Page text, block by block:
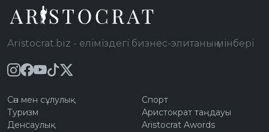
Aristocrat.biz - еліміздегі бизнес-элитаның мінбері
Сән мен сұлулық
Туризм
Денсаулық
Спорт
Аристократ таңдауы
Aristocrat Awords